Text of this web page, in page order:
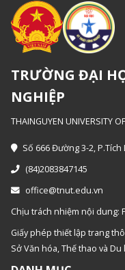
TRƯỜNG ĐẠI
NGHIỆP
THAINGUYEN UNIVERSITY
Số 666 Đường 3-2,
(84)2083847145
office@tnut.edu.vn
Chịu trách nhiệm nội dung:
Giấy phép thiết lập trang
Sở Văn hóa, Thế thao và